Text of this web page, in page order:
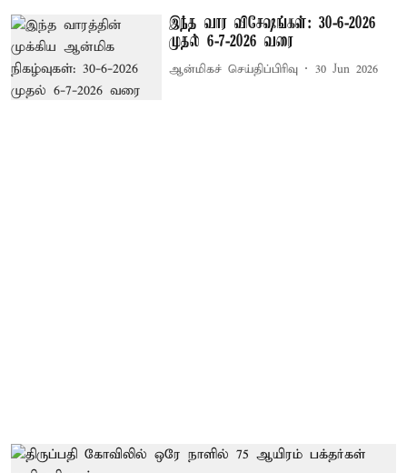
இந்த வார விசேஷங்கள்: 30-6-2026
முதல் 6-7-2026 வரை
ஆன்மிகச் செய்திப்பிரிவு 30 Jun 2026